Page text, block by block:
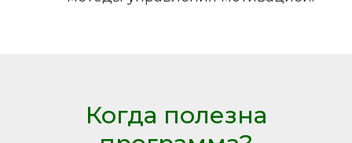
Когда полезна